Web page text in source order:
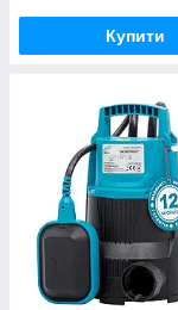
Купити